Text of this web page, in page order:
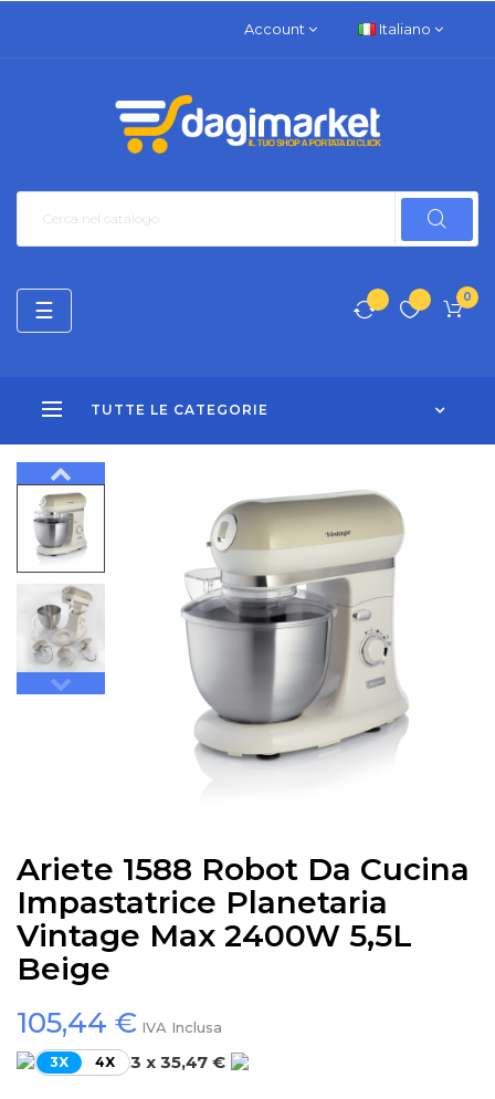
Account Italiano
0
TUTTE LE CATEGORIE
navigazione
Toggle
☰
Ariete 1588 Robot Da Cucina
Impastatrice Planetaria
Vintage Max 2400W 5,5L
Beige
105,44 € IVA Inclusa
3X 4X 3 x 35,47 €